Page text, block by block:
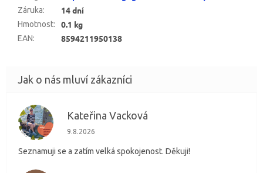
Záruka: 14 dní
Hmotnost: 0.1 kg
EAN: 8594211950138
KV Kateřina Vacková
Hodnocení obchodu je 5 z 5 hvězdiček.
9.8.2026
Seznamuji se a zatím velká spokojenost. Děkuji!